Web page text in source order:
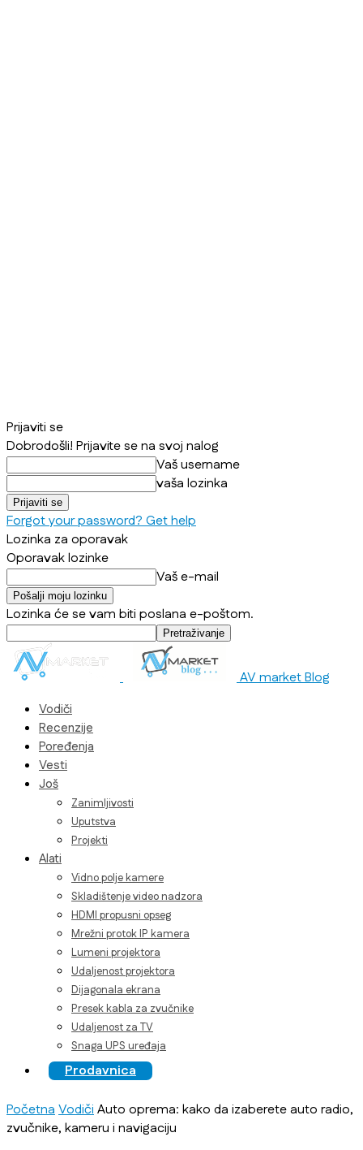
Prijaviti se
Dobrodošli! Prijavite se na svoj nalog
Vaš username
vaša lozinka
Forgot your password? Get help
Lozinka za oporavak
Oporavak lozinke
Vaš e-mail
Lozinka će se vam biti poslana e-poštom.
AV market Blog
Vodiči
Recenzije
Poređenja
Vesti
Još
Zanimljivosti
Uputstva
Projekti
Alati
Vidno polje kamere
Skladištenje video nadzora
HDMI propusni opseg
Mrežni protok IP kamera
Lumeni projektora
Udaljenost projektora
Dijagonala ekrana
Presek kabla za zvučnike
Udaljenost za TV
Snaga UPS uređaja
Prodavnica
PočetnaVodičiAuto oprema: kako da izaberete auto radio,
zvučnike, kameru i navigaciju